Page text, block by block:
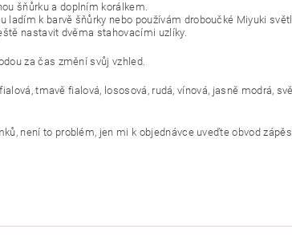
šňůrku a doplním korálkem.
ladím k barvě šňůrky nebo používám droboučké Miyuki
nastavit dvěma stahovacími uzlíky.
za čas změní svůj vzhled.
tmavě fialová, lososová, rudá, vínová, jasně modrá,
není to problém, jen mi k objednávce uveďte obvod